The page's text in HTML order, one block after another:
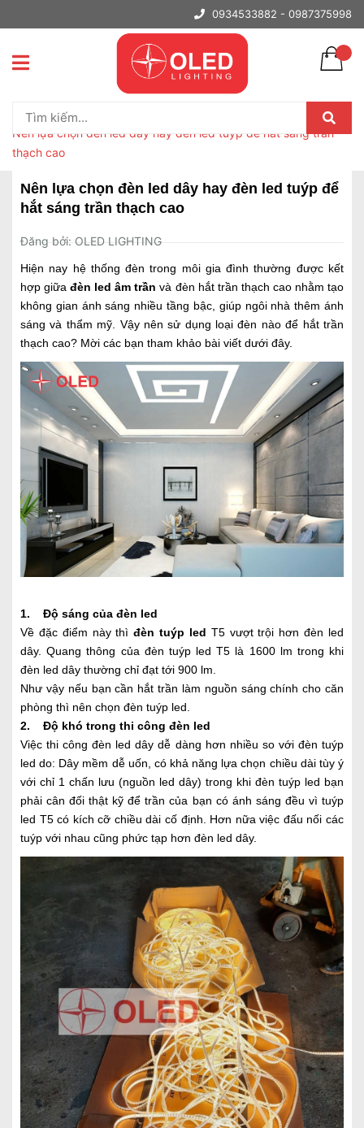
0934533882 - 0987375998
Trang chủ
Nên lựa chọn đèn led dây hay đèn led tuýp để hắt sáng trần
thạch cao
Nên lựa chọn đèn led dây hay đèn led tuýp để
hắt sáng trần thạch cao
Đăng bởi: OLED LIGHTING
Hiện nay hệ thống đèn trong môi gia đình thường được kết
hợp giữađèn led âm trần và đèn hắt trần thạch cao nhằm tạo
không gian ánh sáng nhiều tầng bậc, giúp ngôi nhà thêm ánh
sáng và thẩm mỹ. Vậy nên sử dụng loại đèn nào để hắt trần
thạch cao? Mời các bạn tham khảo bài viết dưới đây.
1. Độ sáng của đèn led
Về đặc điểm này thìđèn tuýp led T5 vượt trội hơn đèn led
dây. Quang thông của đèn tuýp led T5 là 1600 lm trong khi
đèn led dây thường chỉ đạt tới 900 lm.
Như vậy nếu bạn cần hắt trần làm nguồn sáng chính cho căn
phòng thì nên chọn đèn tuýp led.
2. Độ khó trong thi công đèn led
Việc thi công đèn led dây dễ dàng hơn nhiều so với đèn tuýp
led do: Dây mềm dễ uốn, có khả năng lựa chọn chiều dài tùy ý
với chỉ 1 chấn lưu (nguồn led dây) trong khi đèn tuýp led bạn
phải cân đối thật kỹ để trần của bạn có ánh sáng đều vì tuýp
led T5 có kích cỡ chiều dài cố định. Hơn nữa việc đấu nối các
tuýp với nhau cũng phức tạp hơn đèn led dây.